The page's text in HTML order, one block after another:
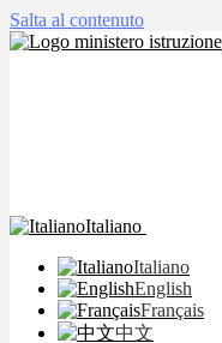
Salta al contenuto
Italiano
Italiano
English
Français
中文